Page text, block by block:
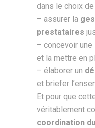
dans le choix
– assurer la
prestataires
– concevoir une
et la mettre en
– élaborer un
et briefer
Et pour que
véritablement
coordination